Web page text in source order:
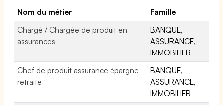
Nom du métier
Famille
Chargé / Chargée de produit en
assurances
BANQUE,
ASSURANCE,
IMMOBILIER
Chef de produit assurance épargne
retraite
BANQUE,
ASSURANCE,
IMMOBILIER